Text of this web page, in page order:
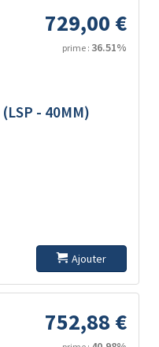
729,00 €
prime : 36.51%
- 40MM)
Ajouter
752,88 €